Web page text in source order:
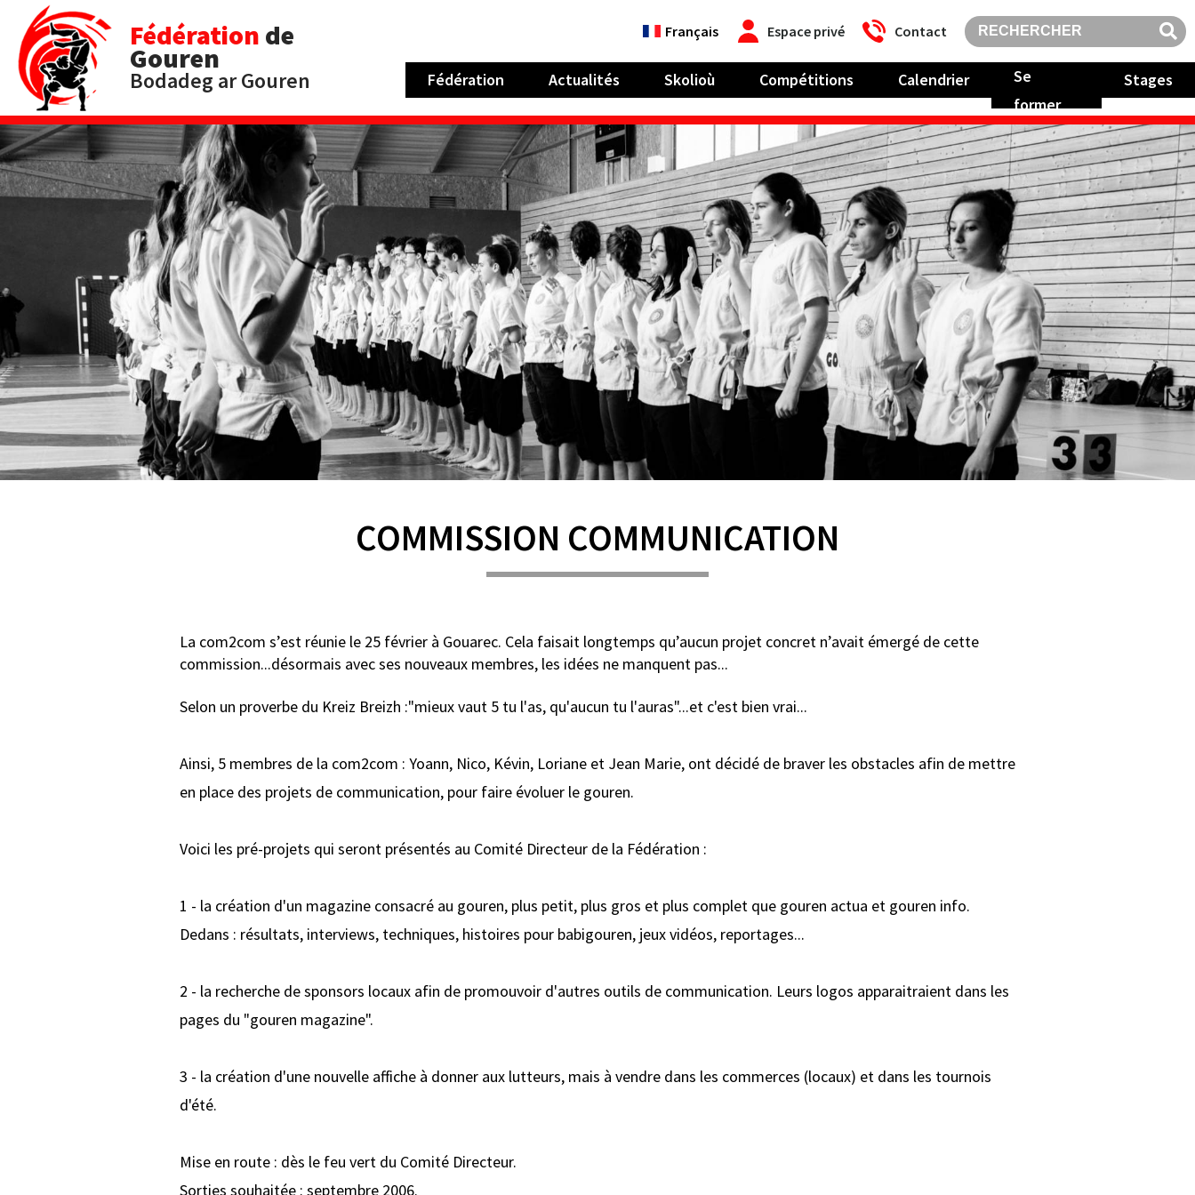
Fédération de
Gouren
Bodadeg ar Gouren
Français Espace privé Contact
Fédération Actualités Skolioù Compétitions Calendrier
Se
former
Stages
COMMISSION COMMUNICATION
La com2com s’est réunie le 25 février à Gouarec. Cela faisait longtemps qu’aucun projet concret n’avait émergé de cette
commission...désormais avec ses nouveaux membres, les idées ne manquent pas...
Selon un proverbe du Kreiz Breizh :"mieux vaut 5 tu l'as, qu'aucun tu l'auras"...et c'est bien vrai...
Ainsi, 5 membres de la com2com : Yoann, Nico, Kévin, Loriane et Jean Marie, ont décidé de braver les obstacles afin de mettre
en place des projets de communication, pour faire évoluer le gouren.
Voici les pré-projets qui seront présentés au Comité Directeur de la Fédération :
1 - la création d'un magazine consacré au gouren, plus petit, plus gros et plus complet que gouren actua et gouren info.
Dedans : résultats, interviews, techniques, histoires pour babigouren, jeux vidéos, reportages...
2 - la recherche de sponsors locaux afin de promouvoir d'autres outils de communication. Leurs logos apparaitraient dans les
pages du "gouren magazine".
3 - la création d'une nouvelle affiche à donner aux lutteurs, mais à vendre dans les commerces (locaux) et dans les tournois
d'été.
Mise en route : dès le feu vert du Comité Directeur.
Sorties souhaitée : septembre 2006.